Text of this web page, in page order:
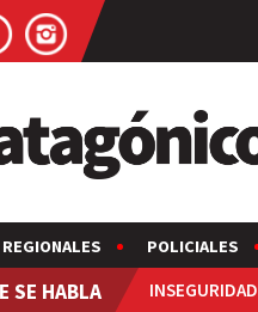
REGIONALES POLICIALES
SE HABLA INSEGURIDAD